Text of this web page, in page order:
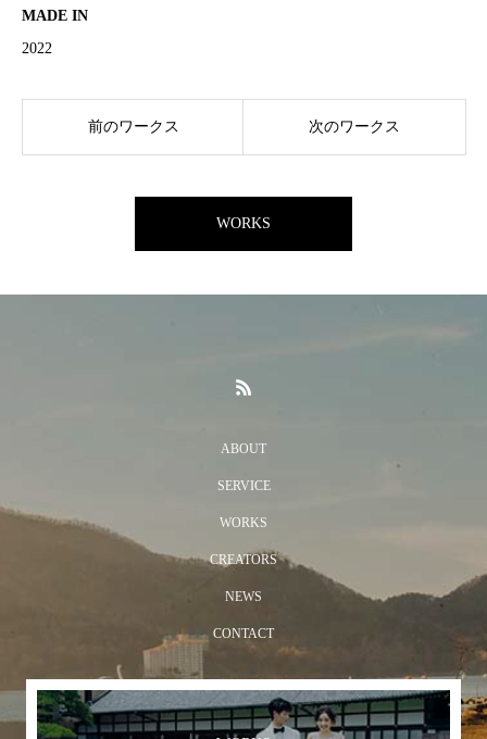
MADE IN
2022
前のワークス 次のワークス
WORKS
ABOUT
SERVICE
WORKS
CREATORS
NEWS
CONTACT